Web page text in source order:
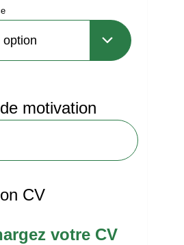
motivation
CV
votre CV